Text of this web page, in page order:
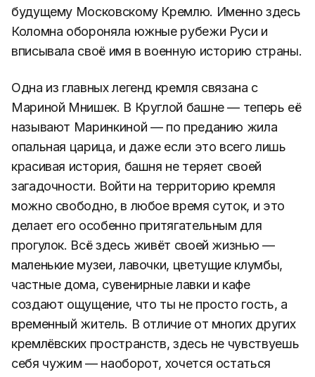
Золотой Орды. Потом — огромный, каменный,
неприступный, по размерам почти равный
будущему Московскому Кремлю. Именно здесь
вписывала своё имя в военную историю страны.
Одна из главных легенд кремля связана с
Мариной Мнишек. В Круглой башне — теперь её
называют Маринкиной — по преданию жила
опальная царица, и даже если это всего лишь
красивая история, башня не теряет своей
загадочности. Войти на территорию кремля
можно свободно, в любое время суток, и это
делает его особенно притягательным для
прогулок. Всё здесь живёт своей жизнью —
маленькие музеи, лавочки, цветущие клумбы,
частные дома, сувенирные лавки и кафе
создают ощущение, что ты не просто гость, а
временный житель. В отличие от многих других